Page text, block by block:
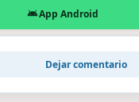
App Android
Dejar comentario